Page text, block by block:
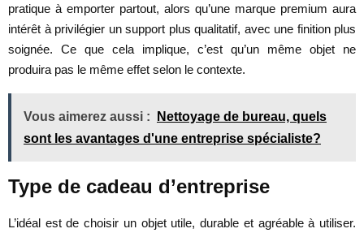
pratique à emporter partout, alors qu’une marque premium aura
intérêt à privilégier un support plus qualitatif, avec une finition plus
soignée. Ce que cela implique, c’est qu’un même objet ne
produira pas le même effet selon le contexte.
Vous aimerez aussi :
Nettoyage de bureau, quels
sont les avantages d'une entreprise spécialiste?
Type de cadeau d’entreprise
L’idéal est de choisir un objet utile, durable et agréable à utiliser.